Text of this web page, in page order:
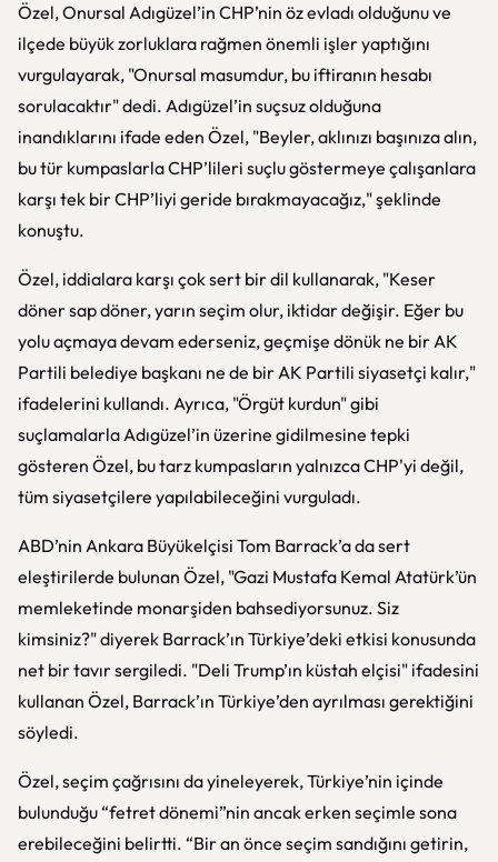
Özel, Onursal Adıgüzel’in CHP’nin öz evladı olduğunu ve
ilçede büyük zorluklara rağmen önemli işler yaptığını
vurgulayarak, "Onursal masumdur, bu iftiranın hesabı
sorulacaktır" dedi. Adıgüzel’in suçsuz olduğuna
inandıklarını ifade eden Özel, "Beyler, aklınızı başınıza alın,
bu tür kumpaslarla CHP’lileri suçlu göstermeye çalışanlara
karşı tek bir CHP’liyi geride bırakmayacağız," şeklinde
konuştu.
Özel, iddialara karşı çok sert bir dil kullanarak, "Keser
döner sap döner, yarın seçim olur, iktidar değişir. Eğer bu
yolu açmaya devam ederseniz, geçmişe dönük ne bir AK
Partili belediye başkanı ne de bir AK Partili siyasetçi kalır,"
ifadelerini kullandı. Ayrıca, "Örgüt kurdun" gibi
suçlamalarla Adıgüzel’in üzerine gidilmesine tepki
gösteren Özel, bu tarz kumpasların yalnızca CHP'yi değil,
tüm siyasetçilere yapılabileceğini vurguladı.
ABD’nin Ankara Büyükelçisi Tom Barrack’a da sert
eleştirilerde bulunan Özel, "Gazi Mustafa Kemal Atatürk’ün
memleketinde monarşiden bahsediyorsunuz. Siz
kimsiniz?" diyerek Barrack’ın Türkiye’deki etkisi konusunda
net bir tavır sergiledi. "Deli Trump’ın küstah elçisi" ifadesini
kullanan Özel, Barrack’ın Türkiye’den ayrılması gerektiğini
söyledi.
Özel, seçim çağrısını da yineleyerek, Türkiye’nin içinde
bulunduğu “fetret dönemi”nin ancak erken seçimle sona
erebileceğini belirtti. “Bir an önce seçim sandığını getirin,